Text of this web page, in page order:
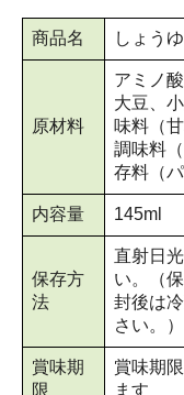
商品名 しょうゆ
原材料
アミノ
大豆、
味料（
調味料
存料（
内容量 145ml
保存方
法
直射日
い。（
封後は
さい。）
賞味期
限
賞味期
ます